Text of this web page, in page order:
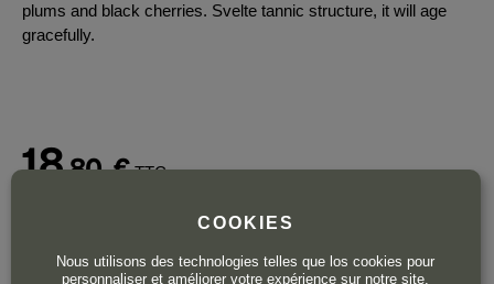
plums and black cherries. Svelte tannic structure, it will age
gracefully.
18,80 € TTC
COOKIES
Nous utilisons des technologies telles que los cookies pour
personnaliser et améliorer votre expérience sur notre site.